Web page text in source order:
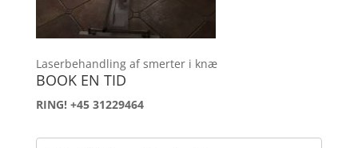
Laserbehandling af smerter i knæ
BOOK EN TID
RING! +45 31229464